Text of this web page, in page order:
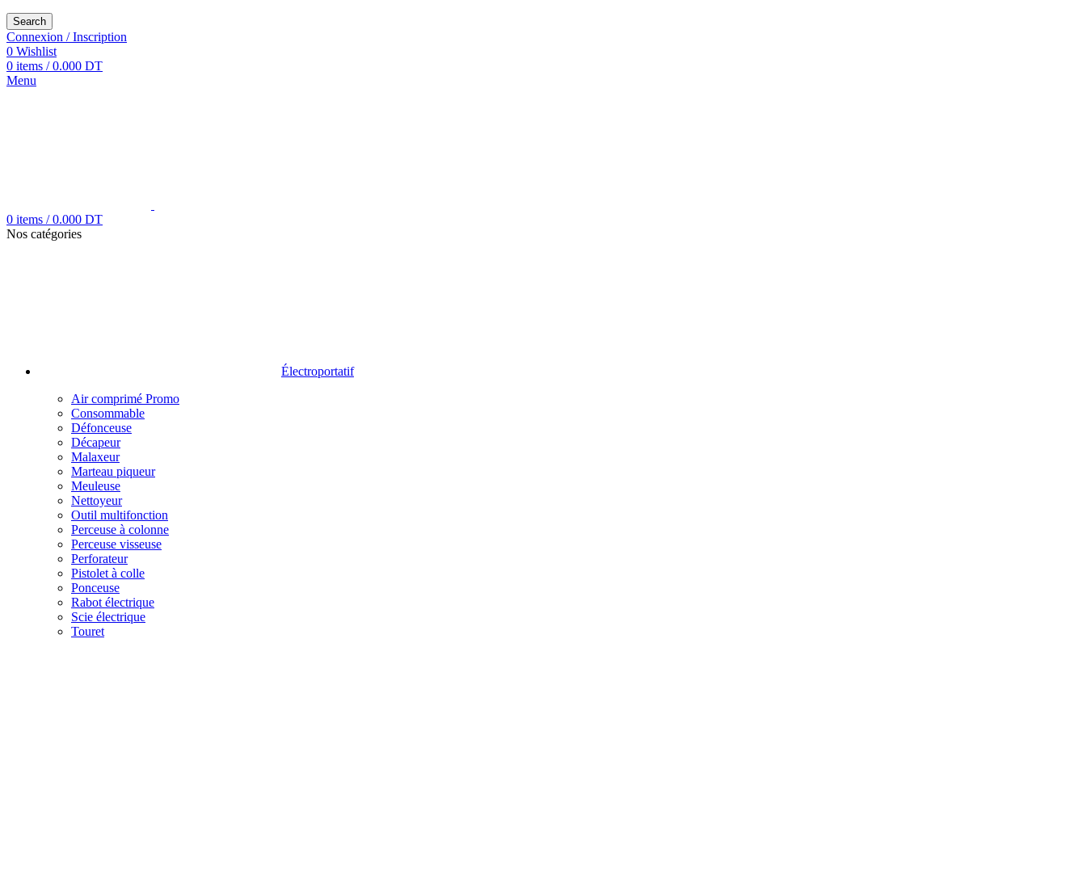
Search
Connexion / Inscription
0 Wishlist
0 items / 0.000 DT
Menu
0 items / 0.000 DT
Nos catégories
Électroportatif
Air comprimé Promo
Consommable
Défonceuse
Décapeur
Malaxeur
Marteau piqueur
Meuleuse
Nettoyeur
Outil multifonction
Perceuse à colonne
Perceuse visseuse
Perforateur
Pistolet à colle
Ponceuse
Rabot électrique
Scie électrique
Touret